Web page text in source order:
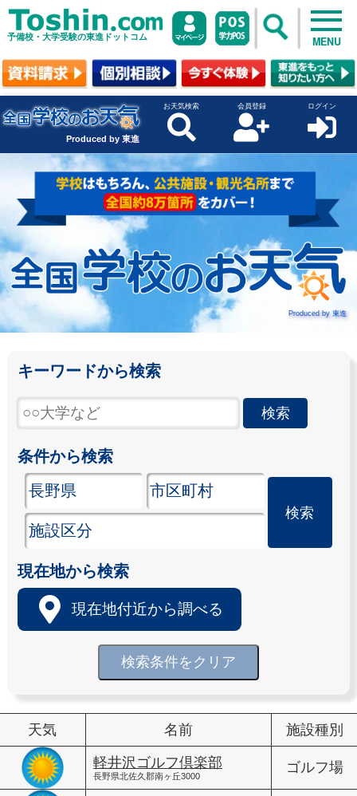
予備校・大学受験の東進ドットコム MENU
Produced by 東進
お天気検索 会員登録 ログイン
Produced by 東進
キーワードから検索
条件から検索
現在地から検索
現在地付近から調べる
検索条件をクリア
天気 名前 施設種別
軽井沢ゴルフ倶楽部
長野県北佐久郡南ヶ丘3000
ゴルフ場